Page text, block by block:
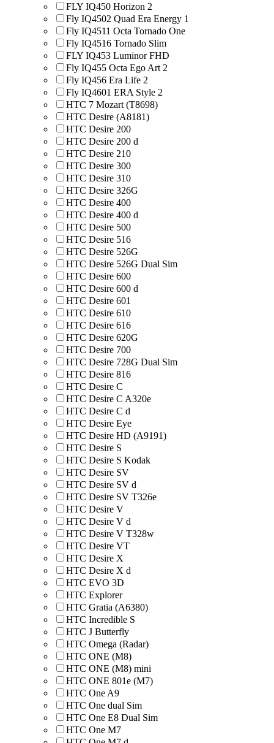
FLY IQ450 Horizon 2
Fly IQ4502 Quad Era Energy 1
Fly IQ4511 Octa Tornado One
Fly IQ4516 Tornado Slim
FLY IQ453 Luminor FHD
Fly IQ455 Octa Ego Art 2
Fly IQ456 Era Life 2
Fly IQ4601 ERA Style 2
HTC 7 Mozart (T8698)
HTC Desire (A8181)
HTC Desire 200
HTC Desire 200 d
HTC Desire 210
HTC Desire 300
HTC Desire 310
HTC Desire 326G
HTC Desire 400
HTC Desire 400 d
HTC Desire 500
HTC Desire 516
HTC Desire 526G
HTC Desire 526G Dual Sim
HTC Desire 600
HTC Desire 600 d
HTC Desire 601
HTC Desire 610
HTC Desire 616
HTC Desire 620G
HTC Desire 700
HTC Desire 728G Dual Sim
HTC Desire 816
HTC Desire C
HTC Desire C A320e
HTC Desire C d
HTC Desire Eye
HTC Desire HD (A9191)
HTC Desire S
HTC Desire S Kodak
HTC Desire SV
HTC Desire SV d
HTC Desire SV T326e
HTC Desire V
HTC Desire V d
HTC Desire V T328w
HTC Desire VT
HTC Desire X
HTC Desire X d
HTC EVO 3D
HTC Explorer
HTC Gratia (A6380)
HTC Incredible S
HTC J Butterfly
HTC Omega (Radar)
HTC ONE (M8)
HTC ONE (M8) mini
HTC ONE 801e (M7)
HTC One A9
HTC One dual Sim
HTC One E8 Dual Sim
HTC One M7